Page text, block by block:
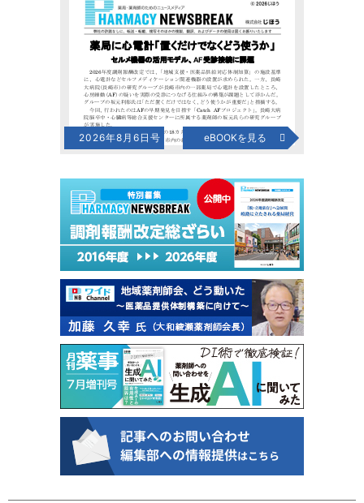
2026年8月6日号 eBOOKを見る